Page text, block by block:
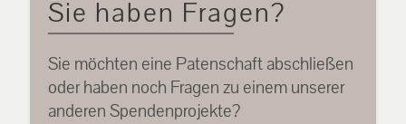
Sie haben Fragen?
Sie möchten eine Patenschaft abschließen
oder haben noch Fragen zu einem unserer
anderen Spendenprojekte?